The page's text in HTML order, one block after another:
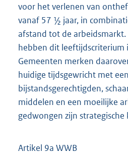
voor het verlenen van
vanaf 57 ½ jaar, in
afstand tot de
hebben dit leeftijdscriterium
Gemeenten merken
huidige tijdsgewricht met
bijstandsgerechtigden,
middelen en een moeilijke
gedwongen zijn strategische
Artikel 9a WWB